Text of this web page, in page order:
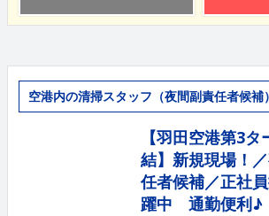
空港内の清掃スタッフ（夜間副責任者候補）
【羽田空港第3
結】新規現場！
任者候補／正社
躍中 通勤便利♪